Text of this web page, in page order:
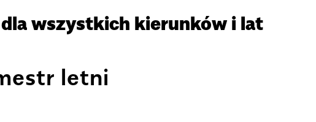
dla wszystkich kierunków i lat
letni